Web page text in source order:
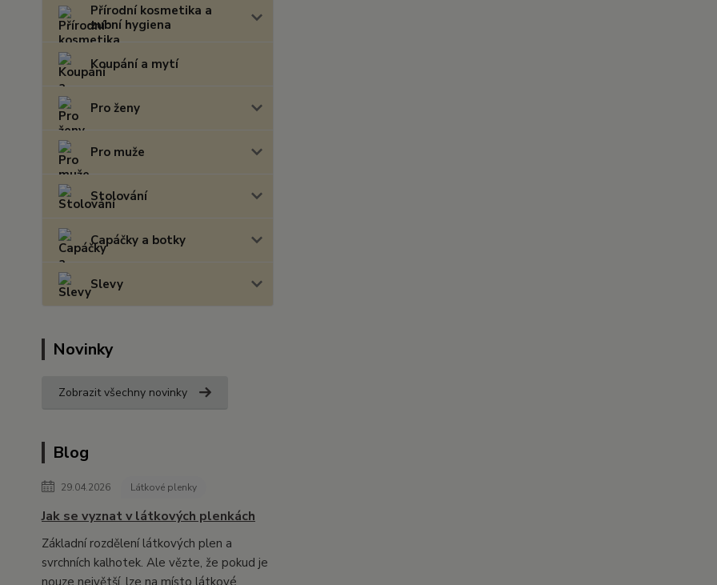
Přírodní kosmetika a
zubní hygiena
Koupání a mytí
Pro ženy
Pro muže
Stolování
Capáčky a botky
Slevy
Novinky
Zobrazit všechny novinky
Blog
29.04.2026 Látkové plenky
Jak se vyznat v látkových plenkách
Základní rozdělení látkových plen a
svrchních kalhotek. Ale vězte, že pokud je
nouze největší, lze na místo látkové